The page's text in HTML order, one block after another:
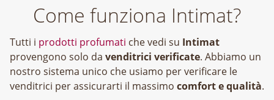
Come funziona Intimat?
Tutti i prodotti profumati che vedi su Intimat
provengono solo da venditrici verificate. Abbiamo un
nostro sistema unico che usiamo per verificare le
venditrici per assicurarti il massimo comfort e qualità.